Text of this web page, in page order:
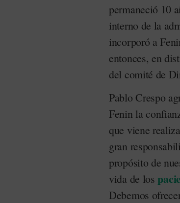
permaneció 10
interno de la
incorporó a
entonces, en
del comité de
Pablo Crespo
Fenin la
que viene
gran
propósito de
vida de los
Debemos